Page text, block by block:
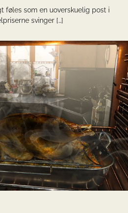
føles som en uoverskuelig post i
svinger […]